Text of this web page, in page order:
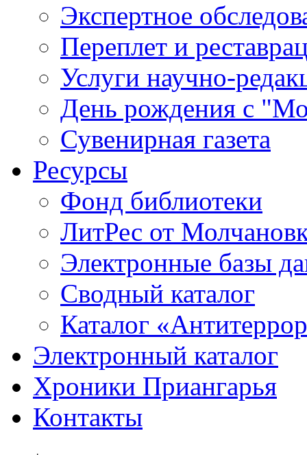
Экспертное
Переплет и
Услуги научно-
День рождения с
Сувенирная газета
Ресурсы
Фонд библиотеки
ЛитРес от
Электронные базы
Сводный каталог
Каталог
Электронный каталог
Хроники Приангарья
Контакты